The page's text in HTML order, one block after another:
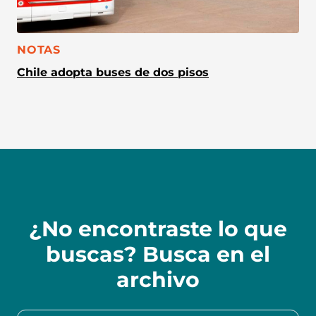
CATEGORÍA:
NOTAS
Chile adopta buses de dos pisos
¿No encontraste lo que
buscas? Busca en el
archivo